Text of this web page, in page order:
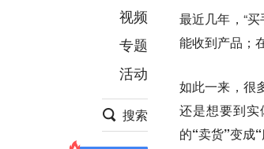
财经
项目推荐
安徽
视频
专题
活动
搜索
最近几年，“
能收到产品；
如此一来，很
还是想要到
的“卖货”变成“